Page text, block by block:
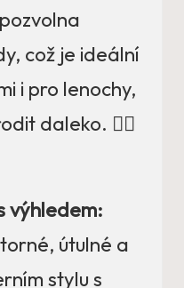
což je ideální
i pro lenochy,
daleko. 🏊‍♂️
výhledem:
útulné a
stylu s